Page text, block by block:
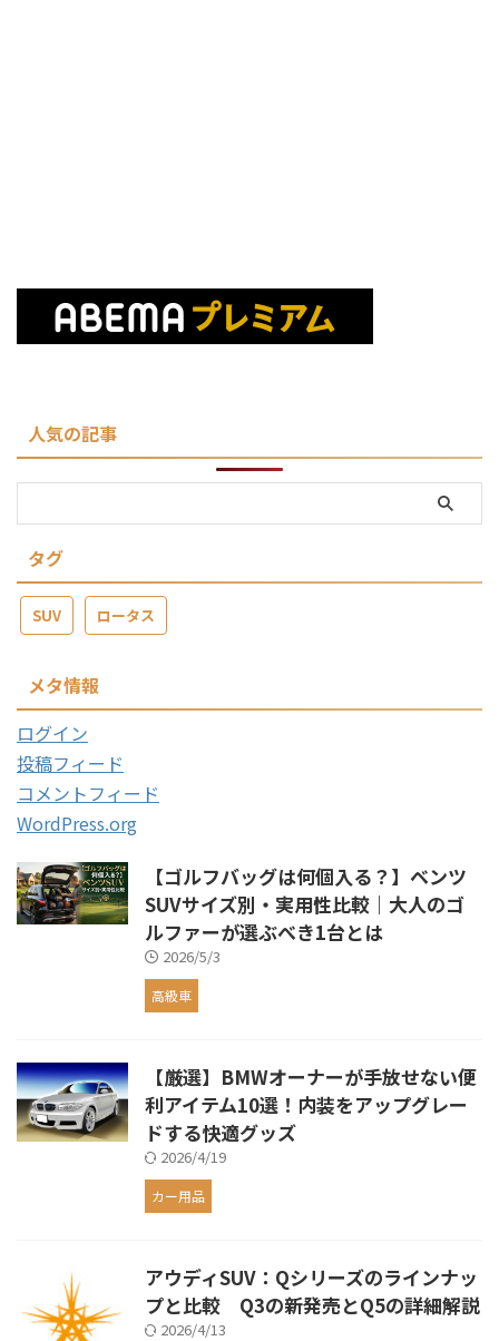
人気の記事
タグ
SUV ロータス
メタ情報
ログイン
投稿フィード
コメントフィード
WordPress.org
【ゴルフバッグは何個入る？】ベンツ
SUVサイズ別・実用性比較｜大人のゴ
ルファーが選ぶべき1台とは
2026/5/3
高級車
【厳選】BMWオーナーが手放せない便
利アイテム10選！内装をアップグレー
ドする快適グッズ
2026/4/19
カー用品
アウディSUV：Qシリーズのラインナッ
プと比較 Q3の新発売とQ5の詳細解説
2026/4/13